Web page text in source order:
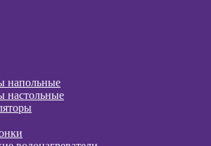
напольные
настольные